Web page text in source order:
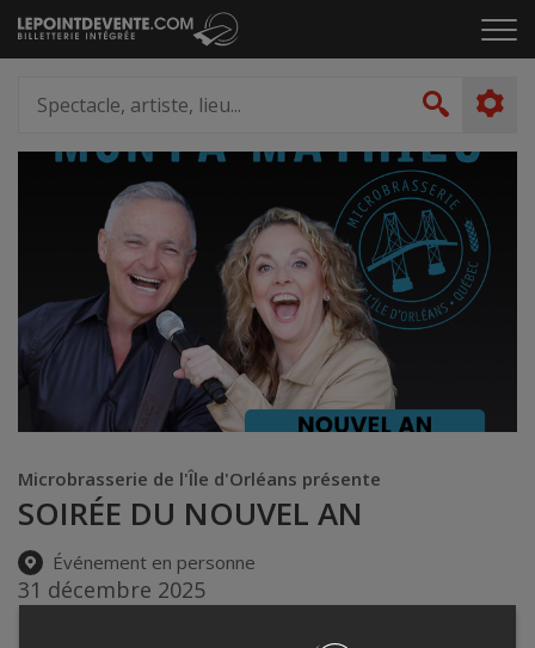
Passer
au
le
artiste,
lieu...
Microbrasserie de l'Île d'Orléans présente
SOIRÉE DU NOUVEL AN
Événement en personne
31 décembre 2025